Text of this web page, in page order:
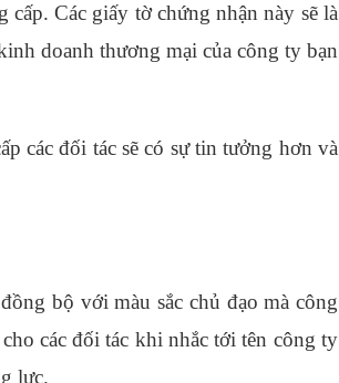
cấp. Các giấy tờ chứng nhận này sẽ là
doanh thương mại của công ty bạn
các đối tác sẽ có sự tin tưởng hơn và
bộ với màu sắc chủ đạo mà công
các đối tác khi nhắc tới tên công ty
lực.